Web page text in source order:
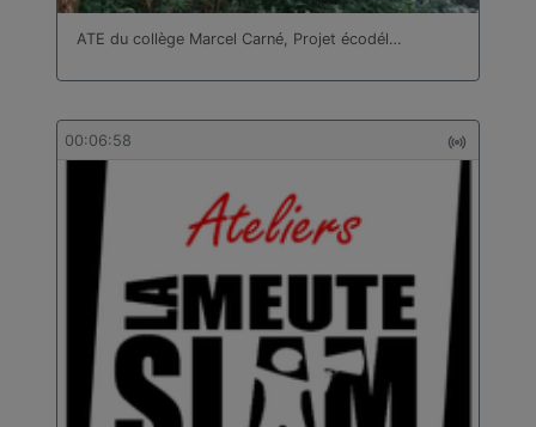
ATE du collège Marcel Carné, Projet écodél…
00:06:58